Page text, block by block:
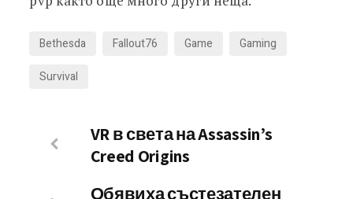
Bethesda Fallout76 Game
Gaming
Survival
VR в света на Assassin’s
Creed Origins
Обявиха състезателен